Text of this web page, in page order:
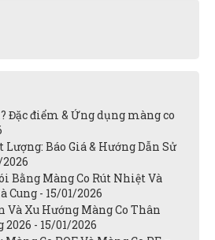
Đặc điểm & Ứng dụng màng co
Lượng: Báo Giá & Hướng Dẫn Sử
Bằng Màng Co Rút Nhiệt Và
Cung - 15/01/2026
Và Xu Hướng Màng Co Thân
- 15/01/2026